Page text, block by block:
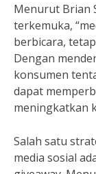
Menurut Brian
terkemuka,
berbicara,
Dengan
konsumen
dapat
meningkatkan
Salah satu
media sosial